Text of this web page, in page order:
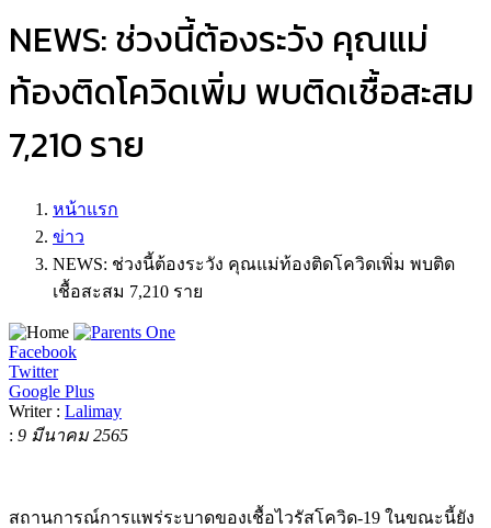
NEWS: ช่วงนี้ต้องระวัง คุณแม่
ท้องติดโควิดเพิ่ม พบติดเชื้อสะสม
7,210 ราย
หน้าแรก
ข่าว
NEWS: ช่วงนี้ต้องระวัง คุณแม่ท้องติดโควิดเพิ่ม พบติด
เชื้อสะสม 7,210 ราย
Facebook
Twitter
Google Plus
Writer : Lalimay
: 9 มีนาคม 2565
สถานการณ์การแพร่ระบาดของเชื้อไวรัสโควิด-19 ในขณะนี้ยัง